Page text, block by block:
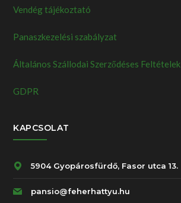
Vendég tájékoztató
Panaszkezelési szabályzat
Általános Szállodai Szerződéses Feltételek
GDPR
KAPCSOLAT
5904 Gyopárosfürdő, Fasor utca 13.
pansio@feherhattyu.hu